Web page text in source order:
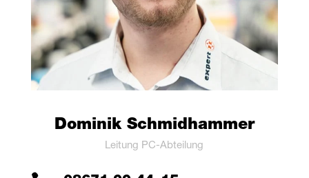
Domi­nik Schmidhammer
Lei­tung PC-Abteilung